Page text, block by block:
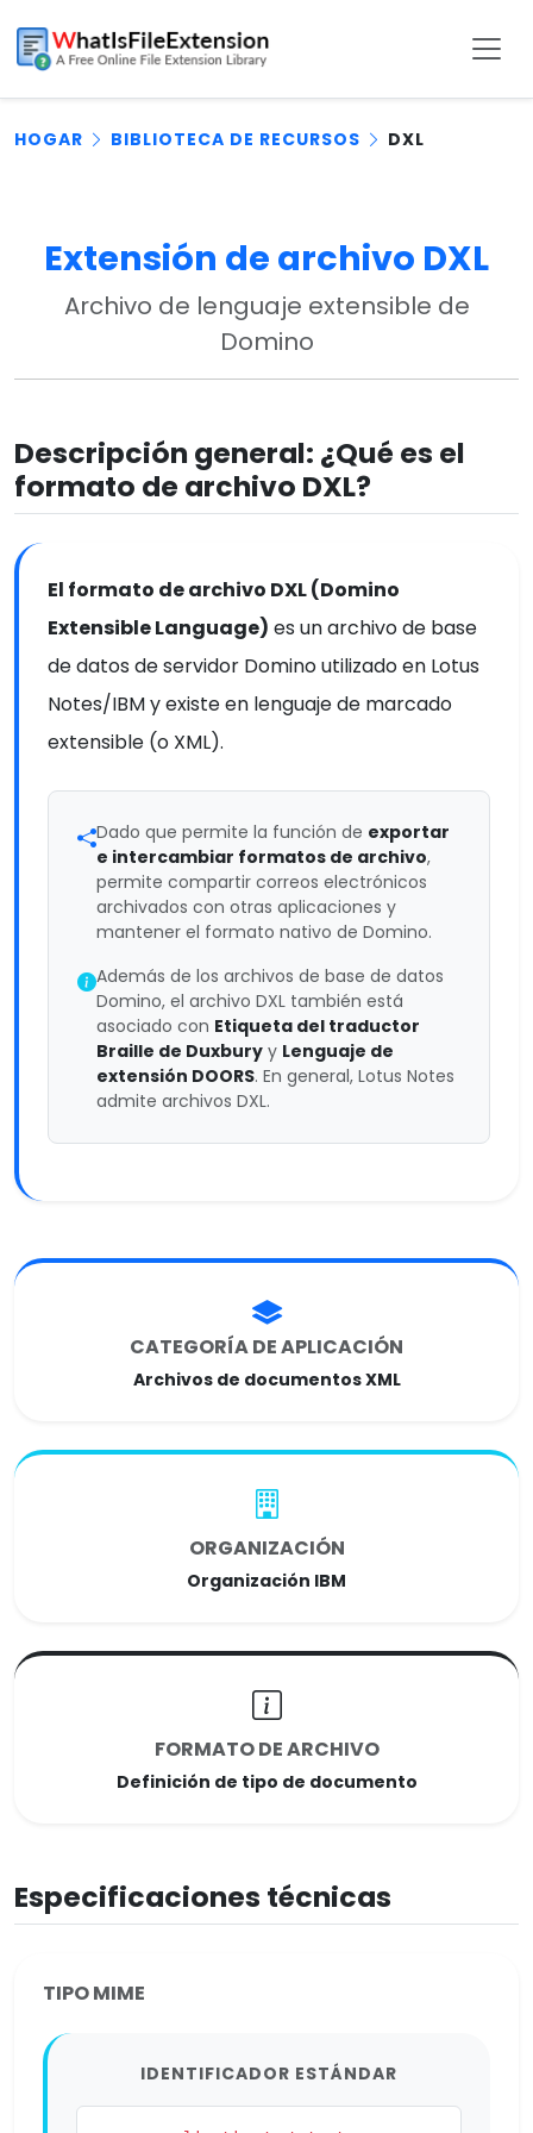
HOGAR BIBLIOTECA DE RECURSOS DXL
Extensión de archivo DXL
Archivo de lenguaje extensible de
Domino
Descripción general: ¿Qué es el
formato de archivo DXL?
El formato de archivo DXL (Domino
Extensible Language) es un archivo de base
de datos de servidor Domino utilizado en Lotus
Notes/IBM y existe en lenguaje de marcado
extensible (o XML).
Dado que permite la función de exportar
e intercambiar formatos de archivo,
permite compartir correos electrónicos
archivados con otras aplicaciones y
mantener el formato nativo de Domino.
Además de los archivos de base de datos
Domino, el archivo DXL también está
asociado con Etiqueta del traductor
Braille de Duxbury y Lenguaje de
extensión DOORS. En general, Lotus Notes
admite archivos DXL.
CATEGORÍA DE APLICACIÓN
Archivos de documentos XML
ORGANIZACIÓN
Organización IBM
FORMATO DE ARCHIVO
Definición de tipo de documento
Especificaciones técnicas
TIPO MIME
IDENTIFICADOR ESTÁNDAR